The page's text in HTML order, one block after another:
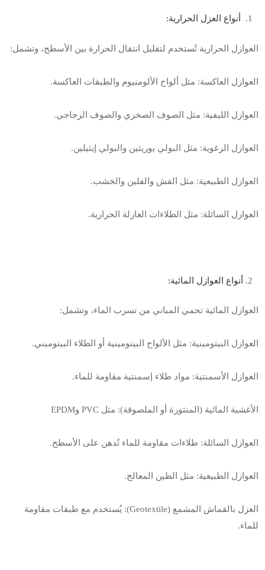
أنواع العزل الحرارية:
العوازل الحرارية تُستخدم لتقليل انتقال الحرارة بين الأسطح، وتشمل:
العوازل العاكسة: مثل ألواح الألومنيوم والطبقات العاكسة.
العوازل الليفية: مثل الصوف الصخري والصوف الزجاجي.
العوازل الرغوية: مثل البولي يوريثين والبولي إيثيلين.
العوازل الطبيعية: مثل القش والفلين والخشب.
العوازل السائلة: مثل الطلاءات العازلة الحرارية.
أنواع العوازل المائية:
العوازل المائية تحمي المباني من تسرب الماء، وتشمل:
العوازل البيتومينية: مثل الألواح البيتومينية أو الطلاء البيتوميني.
العوازل الأسمنتية: مواد طلاء إسمنتية مقاومة للماء.
الأغشية المائية (المنثورة أو الملصوقة): مثل PVC وEPDM
العوازل السائلة: طلاءات مقاومة للماء تُدهن على الأسطح.
العوازل الطبيعية: مثل الطين المعالج.
العزل بالقماش المشمع (Geotextile):
يُستخدم مع طبقات مقاومة
للماء.